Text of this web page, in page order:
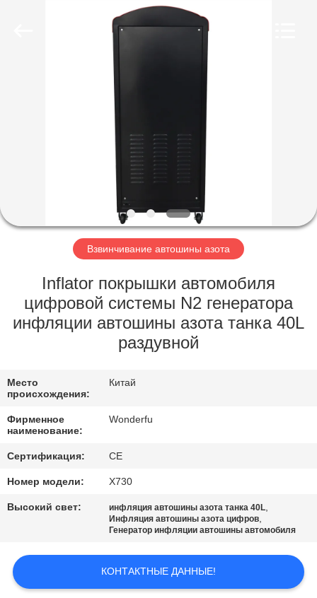
ПУТЕШЕСТВИЕ
ФАБРИКИ
ПРОВЕРКА
КАЧЕСТВА
МЫ
СПРОСИТЕ
ЦИТАТУ
КАРТА
PRIVACY
POLICY
Взвинчивание автошины азота
Inflator покрышки автомобиля
цифровой системы N2 генератора
инфляции автошины азота танка 40L
раздувной
Место
происхождения:
Китай
Фирменное
наименование:
Wonderfu
Сертификация: CE
Номер модели: X730
Высокий свет: инфляция автошины азота танка 40L,
Инфляция автошины азота цифров,
Генератор инфляции автошины автомобиля
КОНТАКТНЫЕ ДАННЫЕ!